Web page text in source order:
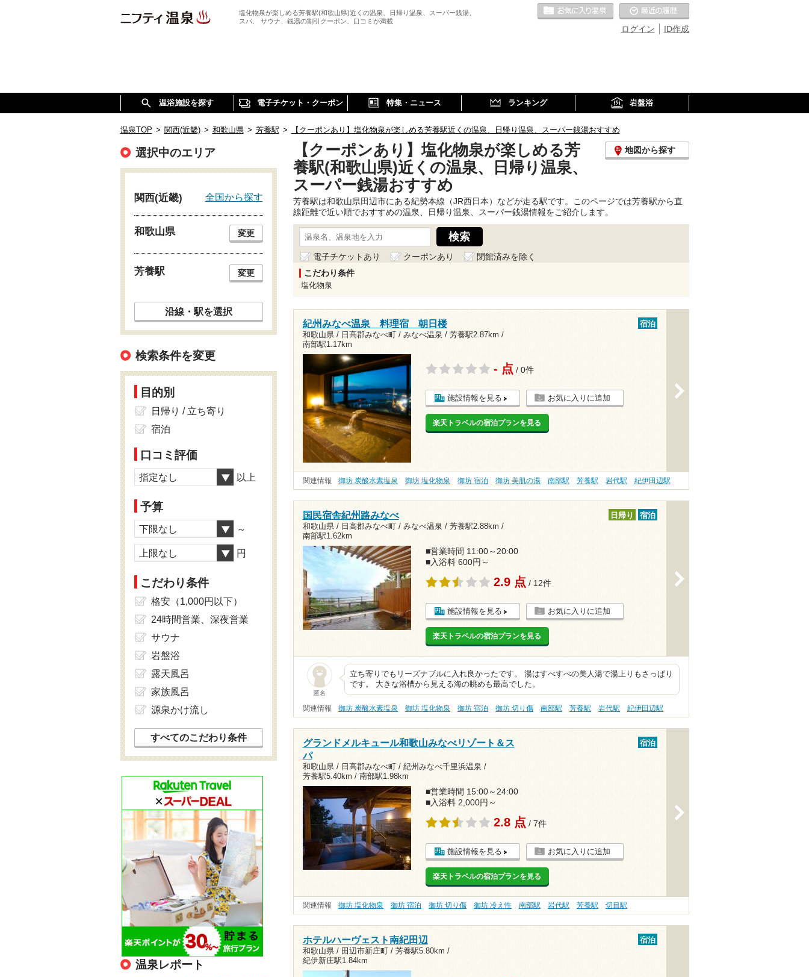
塩化物泉が楽しめる芳養駅(和歌山県)近くの温泉、日帰り温泉、スーパー銭湯、
スパ、 サウナ、銭湯の割引クーポン、口コミが満載
ID作成
ログイン
お気に入りの温泉
温浴施設を探す 電子チケット・クーポン 特集・ニュース ランキング 岩盤浴
温泉TOP > 関西(近畿) > 和歌山県 > 芳養駅 > 【クーポンあり】塩化物泉が楽しめる芳養駅近くの温泉、日帰り温泉、スーパー銭湯おすすめ
【クーポンあり】塩化物泉が楽しめる芳
養駅(和歌山県)近くの温泉、日帰り温泉、
スーパー銭湯おすすめ
地図から探す
芳養駅は和歌山県田辺市にある紀勢本線（JR西日本）などが走る駅です。このページでは芳養駅から直
線距離で近い順でおすすめの温泉、日帰り温泉、スーパー銭湯情報をご紹介します。
電子チケットあり クーポンあり
閉館済みを除く
こだわり条件
塩化物泉
紀州みなべ温泉 料理宿 朝日楼
和歌山県 / 日高郡みなべ町 / みなべ温泉 / 芳養駅2.87km /
南部駅1.17km
宿泊
- 点 / 0件
施設情報を見る お気に入りに追加
楽天トラベルの宿泊プランを見る
関連情報 御坊 炭酸水素塩泉 御坊 塩化物泉 御坊 宿泊 御坊 美肌の湯 南部駅 芳養駅 岩代駅 紀伊田辺駅
国民宿舎紀州路みなべ
和歌山県 / 日高郡みなべ町 / みなべ温泉 / 芳養駅2.88km /
南部駅1.62km
日帰り 宿泊
■営業時間 11:00～20:00
■入浴料 600円～
2.9 点 / 12件
施設情報を見る お気に入りに追加
楽天トラベルの宿泊プランを見る
匿名
立ち寄りでもリーズナブルに入れ良かったです。 湯はすべすべの美人湯で湯上りもさっぱり
です。 大きな浴槽から見える海の眺めも最高でした。
関連情報 御坊 炭酸水素塩泉 御坊 塩化物泉 御坊 宿泊 御坊 切り傷 南部駅 芳養駅 岩代駅 紀伊田辺駅
グランドメルキュール和歌山みなべリゾート＆ス
パ
和歌山県 / 日高郡みなべ町 / 紀州みなべ千里浜温泉 /
芳養駅5.40km / 南部駅1.98km
宿泊
■営業時間 15:00～24:00
■入浴料 2,000円～
2.8 点 / 7件
施設情報を見る お気に入りに追加
楽天トラベルの宿泊プランを見る
関連情報 御坊 塩化物泉 御坊 宿泊 御坊 切り傷 御坊 冷え性 南部駅 岩代駅 芳養駅 切目駅
ホテルハーヴェスト南紀田辺
和歌山県 / 田辺市新庄町 / 芳養駅5.80km /
紀伊新庄駅1.84km
宿泊
選択中のエリア
関西(近畿) 全国から探す
和歌山県 変更
芳養駅 変更
沿線・駅を選択
検索条件を変更
目的別
日帰り / 立ち寄り
宿泊
口コミ評価
指定なし 以上
予算
下限なし ～
上限なし 円
こだわり条件
格安（1,000円以下）
24時間営業、深夜営業
サウナ
岩盤浴
露天風呂
家族風呂
源泉かけ流し
すべてのこだわり条件
温泉レポート